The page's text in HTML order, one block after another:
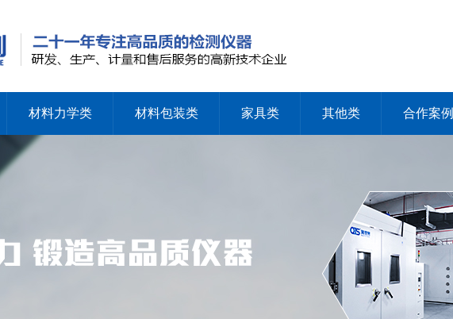
材料力学类 材料包装类 家具类 其他类 合作案例